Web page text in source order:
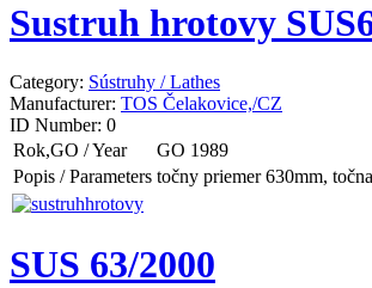
Sustruh hrotovy
Category: Sústruhy / Lathes
Manufacturer: TOS Čelakovice,/CZ
ID Number: 0
Rok,GO / Year
GO 1989
Popis / Parameters točny priemer 630mm,
SUS 63/2000